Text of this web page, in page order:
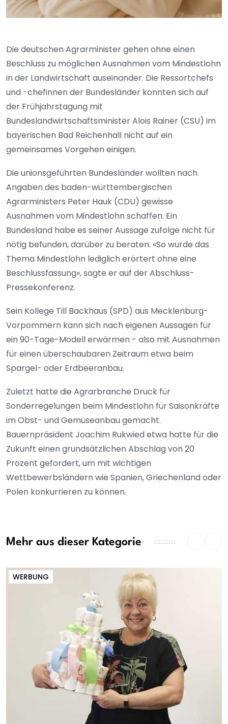
Die deutschen Agrarminister gehen ohne einen
Beschluss zu möglichen Ausnahmen vom Mindestlohn
in der Landwirtschaft auseinander. Die Ressortchefs
und -chefinnen der Bundesländer konnten sich auf
der Frühjahrstagung mit
Bundeslandwirtschaftsminister Alois Rainer (CSU) im
bayerischen Bad Reichenhall nicht auf ein
gemeinsames Vorgehen einigen.
Die unionsgeführten Bundesländer wollten nach
Angaben des baden-württembergischen
Agrarministers Peter Hauk (CDU) gewisse
Ausnahmen vom Mindestlohn schaffen. Ein
Bundesland habe es seiner Aussage zufolge nicht für
nötig befunden, darüber zu beraten. «So wurde das
Thema Mindestlohn lediglich erörtert ohne eine
Beschlussfassung», sagte er auf der Abschluss-
Pressekonferenz.
Sein Kollege Till Backhaus (SPD) aus Mecklenburg-
Vorpommern kann sich nach eigenen Aussagen für
ein 90-Tage-Modell erwärmen - also mit Ausnahmen
für einen überschaubaren Zeitraum etwa beim
Spargel- oder Erdbeeranbau.
Zuletzt hatte die Agrarbranche Druck für
Sonderregelungen beim Mindestlohn für Saisonkräfte
im Obst- und Gemüseanbau gemacht.
Bauernpräsident Joachim Rukwied etwa hatte für die
Zukunft einen grundsätzlichen Abschlag von 20
Prozent gefordert, um mit wichtigen
Wettbewerbsländern wie Spanien, Griechenland oder
Polen konkurrieren zu können.
Mehr aus dieser Kategorie
WERBUNG